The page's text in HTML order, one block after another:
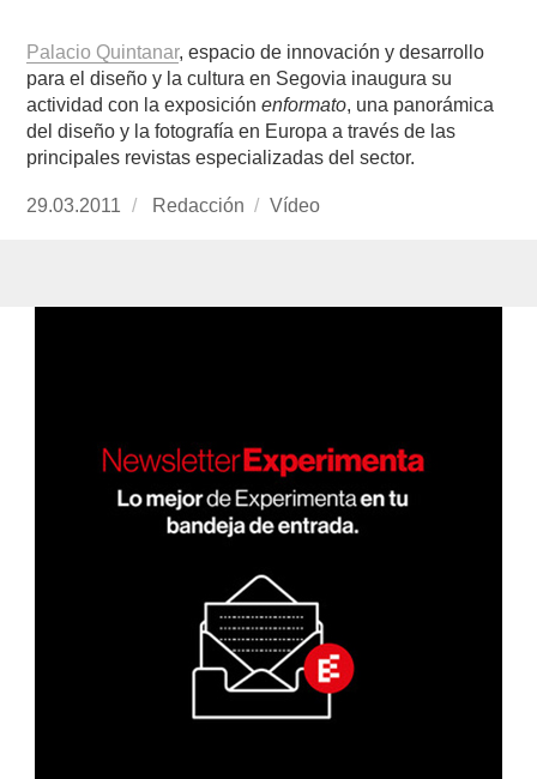
Palacio Quintanar, espacio de innovación y desarrollo
para el diseño y la cultura en Segovia inaugura su
actividad con la exposiciónenformato, una panorámica
del diseño y la fotografía en Europa a través de las
principales revistas especializadas del sector.
Publicado
29.03.2011 https://www.experimenta.es/author/redaccion/
Redacción Formato
Vídeo